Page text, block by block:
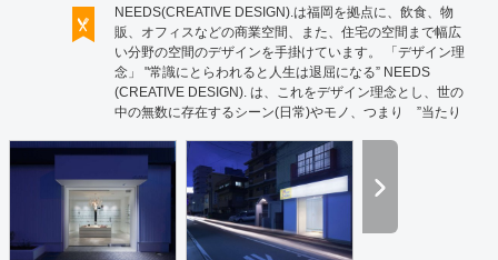
NEEDS(CREATIVE DESIGN).は福岡を拠点に、飲食、物
販、オフィスなどの商業空間、また、住宅の空間まで幅広
い分野の空間のデザインを手掛けています。 「デザイン理
念」 "常識にとらわれると人生は退屈になる” NEEDS
(CREATIVE DESIGN). は、これをデザイン理念とし、世の
中の無数に存在するシーン(日常)やモノ、つまり ”当たり
ンのヒントを見つけ出し、 "感性" というフィルターを通し
て、固定概念を打ち崩すような、魅力的な空間デザインを
提案します。（九州：設計・施工対応 他エリア：設計対
応）